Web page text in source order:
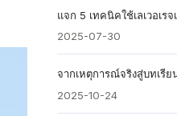
2025-07-30
2025-10-24